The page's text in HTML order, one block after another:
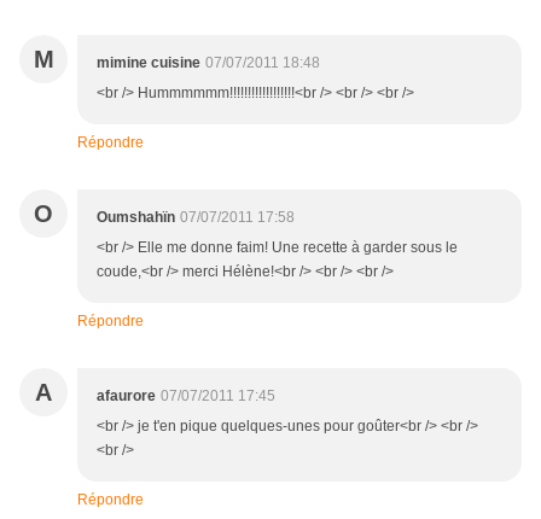
M mimine cuisine 07/07/2011 18:48
<br /> Hummmmmm!!!!!!!!!!!!!!!!!!<br /> <br /> <br />
Répondre
O Oumshahïn 07/07/2011 17:58
<br /> Elle me donne faim! Une recette à garder sous le
coude,<br /> merci Hélène!<br /> <br /> <br />
Répondre
A afaurore 07/07/2011 17:45
<br /> je t'en pique quelques-unes pour goûter<br /> <br />
<br />
Répondre